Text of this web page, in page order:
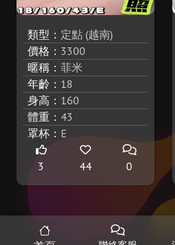
類型： 定點 (越南)
價格： 3300
暱稱： 菲米
年齡： 18
身高： 160
體重： 43
罩杯： E
3 44 0